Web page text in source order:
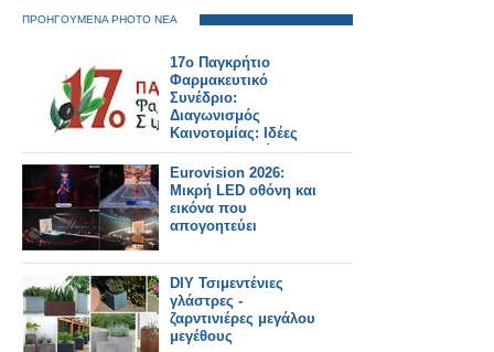
ΠΡΟΗΓΟΥΜΕΝΑ PHOTO ΝΕΑ
17ο Παγκρήτιο
Φαρμακευτικό
Συνέδριο:
Διαγωνισμός
Καινοτομίας: Ιδέες
που διαμορφώνουν
το φαρμακείο του
αύριο
Eurovision 2026:
Μικρή LED οθόνη και
εικόνα που
απογοητεύει
DIY Τσιμεντένιες
γλάστρες -
ζαρντινιέρες μεγάλου
μεγέθους